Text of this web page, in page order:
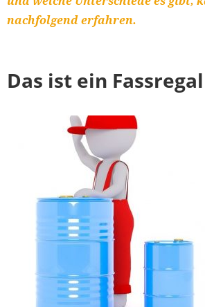
nachfolgend erfahren.
Das ist ein Fassregal